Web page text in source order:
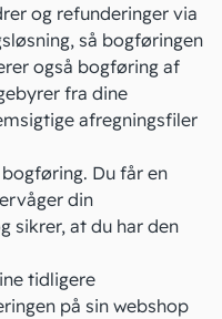
og refunderinger via
så bogføringen
også bogføring af
fra dine
afregningsfiler
Du får en
din
sikrer, at du har den
tidligere
på sin webshop